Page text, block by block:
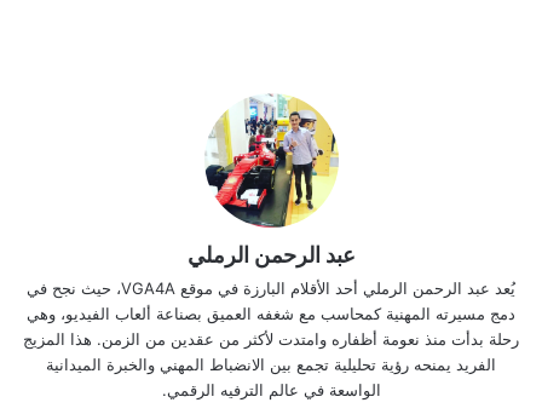
عبد الرحمن الرملي
يُعد عبد الرحمن الرملي أحد الأقلام البارزة في موقع VGA4A، حيث نجح في
دمج مسيرته المهنية كمحاسب مع شغفه العميق بصناعة ألعاب الفيديو، وهي
رحلة بدأت منذ نعومة أظفاره وامتدت لأكثر من عقدين من الزمن. هذا المزيج
الفريد يمنحه رؤية تحليلية تجمع بين الانضباط المهني والخبرة الميدانية
الواسعة في عالم الترفيه الرقمي.